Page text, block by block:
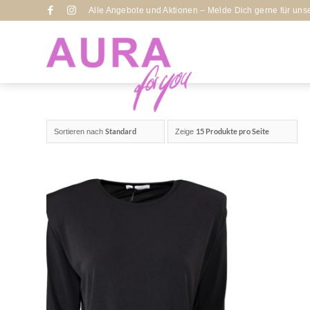
Alle Angebote und Aktionen – Melde Dich gerne für
Sortieren nach Standard Zeige 15 Produkte pro Seite